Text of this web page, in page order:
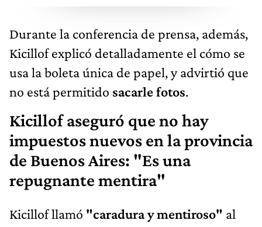
Durante la conferencia de prensa, además,
Kicillof explicó detalladamente el cómo se
usa la boleta única de papel, y advirtió que
no está permitido sacarle fotos.
Kicillof aseguró que no hay
impuestos nuevos en la provincia
de Buenos Aires: "Es una
repugnante mentira"
Kicillof llamó "caradura y mentiroso" al